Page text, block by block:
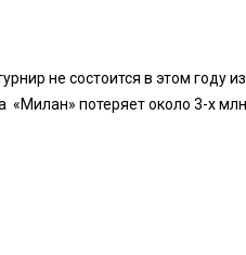
не состоится в этом
«Милан» потеряет около 3-х